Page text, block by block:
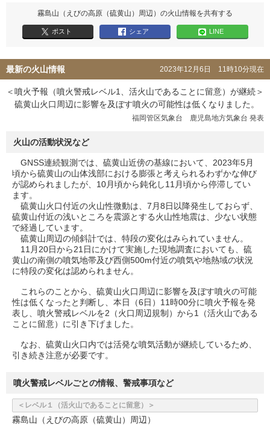
霧島山（えびの高原（硫黄山）周辺）の火山情報を共有する
ポスト シェア LINE
最新の火山情報 2023年12月6日 11時10分現在
＜噴火予報（噴火警戒レベル1、活火山であることに留意）が継続＞
硫黄山火口周辺に影響を及ぼす噴火の可能性は低くなりました。
福岡管区気象台 鹿児島地方気象台 発表
火山の活動状況など
GNSS連続観測では、硫黄山近傍の基線において、2023年5月
頃から硫黄山の山体浅部における膨張と考えられるわずかな伸び
が認められましたが、10月頃から鈍化し11月頃から停滞してい
ます。
硫黄山火口付近の火山性微動は、7月8日以降発生しておらず、
硫黄山付近の浅いところを震源とする火山性地震は、少ない状態
で経過しています。
硫黄山周辺の傾斜計では、特段の変化はみられていません。
11月20日から21日にかけて実施した現地調査においても、硫
黄山の南側の噴気地帯及び西側500m付近の噴気や地熱域の状況
に特段の変化は認められません。
これらのことから、硫黄山火口周辺に影響を及ぼす噴火の可能
性は低くなったと判断し、本日（6日）11時00分に噴火予報を発
表し、噴火警戒レベルを2（火口周辺規制）から1（活火山である
ことに留意）に引き下げました。
なお、硫黄山火口内では活発な噴気活動が継続しているため、
引き続き注意が必要です。
噴火警戒レベルごとの情報、警戒事項など
＜レベル１（活火山であることに留意）＞
霧島山（えびの高原（硫黄山）周辺）